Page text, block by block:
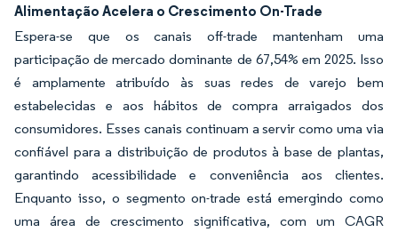
Alimentação Acelera o Crescimento On-Trade
Espera-se que os canais off-trade mantenham uma
participação de mercado dominante de 67,54% em 2025. Isso
é amplamente atribuído às suas redes de varejo bem
estabelecidas e aos hábitos de compra arraigados dos
consumidores. Esses canais continuam a servir como uma via
confiável para a distribuição de produtos à base de plantas,
garantindo acessibilidade e conveniência aos clientes.
Enquanto isso, o segmento on-trade está emergindo como
uma área de crescimento significativa, com um CAGR